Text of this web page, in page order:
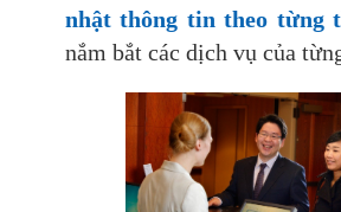
nhật thông tin theo từng
nắm bắt các dịch vụ của